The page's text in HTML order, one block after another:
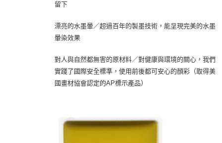
留下
漂亮的水墨暈／超過百年的製墨技術，能呈現完美的水墨
暈染效果
對人與自然都無害的原材料／對健康與環境的關心，我們
實踐了國際安全標準，使用前後都可安心的顏彩（取得美
國畫材協會認定的AP標示產品）